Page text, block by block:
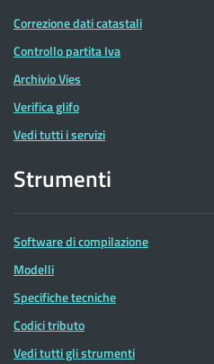
Correzione dati catastali
Controllo partita Iva
Archivio Vies
Verifica glifo
Vedi tutti i servizi
Strumenti
Software di compilazione
Modelli
Specifiche tecniche
Codici tributo
Vedi tutti gli strumenti